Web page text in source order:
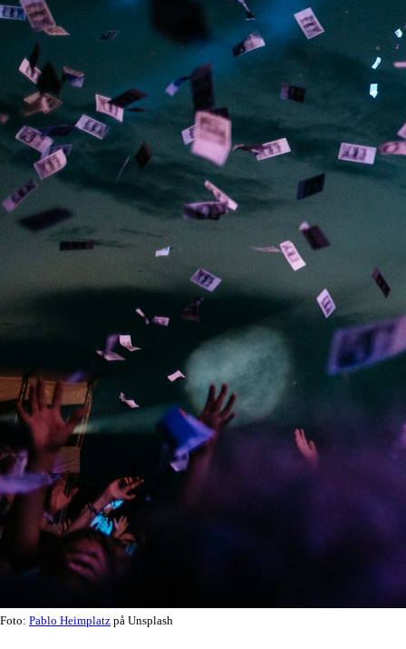
Foto: Pablo Heimplatz på Unsplash